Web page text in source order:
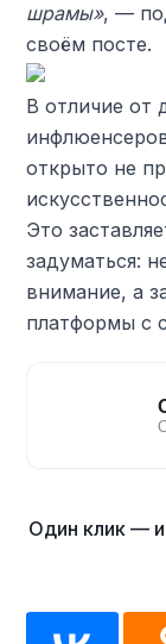
шрамы», —
своём посте.
В отличие от
открыто не
Это
задуматься:
внимание, а
платформы с